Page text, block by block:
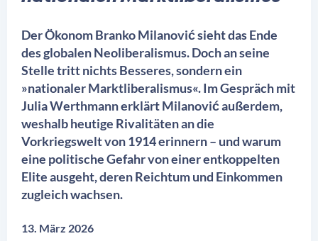
Der Ökonom Branko Milanović sieht das Ende
des globalen Neoliberalismus. Doch an seine
Stelle tritt nichts Besseres, sondern ein
»nationaler Marktliberalismus«. Im Gespräch mit
Julia Werthmann erklärt Milanović außerdem,
weshalb heutige Rivalitäten an die
Vorkriegswelt von 1914 erinnern – und warum
eine politische Gefahr von einer entkoppelten
Elite ausgeht, deren Reichtum und Einkommen
zugleich wachsen.
13. März 2026